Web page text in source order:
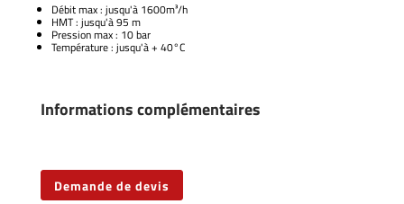
Débit max : jusqu'à 1600m³/h
HMT : jusqu'à 95 m
Pression max : 10 bar
Température : jusqu'à + 40°C
Informations complémentaires
Demande de devis